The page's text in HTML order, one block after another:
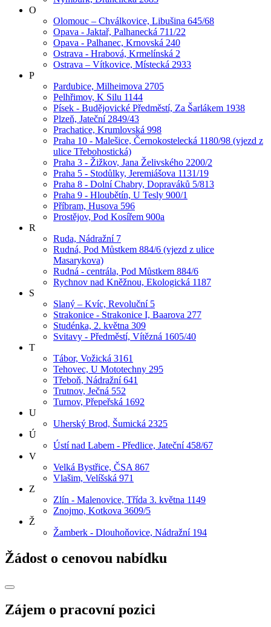
O
Olomouc – Chválkovice, Libušina 645/68
Opava - Jaktař, Palhanecká 711/22
Opava - Palhanec, Krnovská 240
Ostrava - Hrabová, Krmelínská 2
Ostrava – Vítkovice, Místecká 2933
P
Pardubice, Milheimova 2705
Pelhřimov, K Silu 1144
Písek - Budějovické Předměstí, Za Šarlákem 1938
Plzeň, Jateční 2849/43
Prachatice, Krumlovská 998
Praha 10 - Malešice, Černokostelecká 1180/98 (vjezd z
ulice Třebohostická)
Praha 3 - Žižkov, Jana Želivského 2200/2
Praha 5 - Stodůlky, Jeremiášova 1131/19
Praha 8 - Dolní Chabry, Dopraváků 5/813
Praha 9 - Hloubětín, U Tesly 900/1
Příbram, Husova 596
Prostějov, Pod Kosířem 900a
R
Ruda, Nádražní 7
Rudná, Pod Můstkem 884/6 (vjezd z ulice
Masarykova)
Rudná - centrála, Pod Můstkem 884/6
Rychnov nad Kněžnou, Ekologická 1187
S
Slaný – Kvíc, Revoluční 5
Strakonice - Strakonice I, Baarova 277
Studénka, 2. května 309
Svitavy - Předměstí, Vítězná 1605/40
T
Tábor, Vožická 3161
Tehovec, U Mototechny 295
Třeboň, Nádražní 641
Trutnov, Ječná 552
Turnov, Přepeřská 1692
U
Uherský Brod, Šumická 2325
Ú
Ústí nad Labem - Předlice, Jateční 458/67
V
Velká Bystřice, ČSA 867
Vlašim, Velíšská 971
Z
Zlín - Malenovice, Třída 3. května 1149
Znojmo, Kotkova 3609/5
Ž
Žamberk - Dlouhoňovice, Nádražní 194
Žádost o cenovou nabídku
Zájem o pracovní pozici